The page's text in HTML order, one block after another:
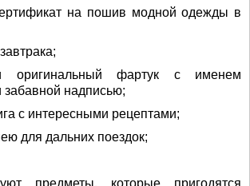
на пошив модной одежды в
фартук с именем
надписью;
с интересными рецептами;
для дальних поездок;
предметы, которые пригодятся